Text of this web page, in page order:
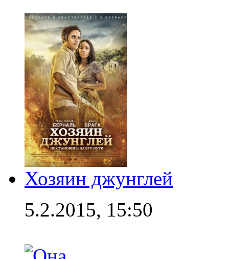
Хозяин джунглей
5.2.2015, 15:50